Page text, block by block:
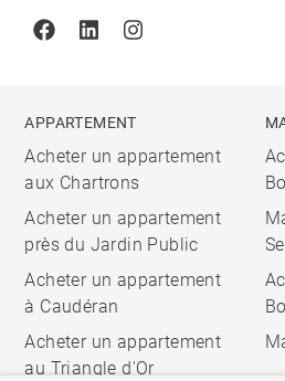
FacebookLinkedinInstagram
APPARTEMENT
Acheter un appartement
aux Chartrons
Acheter un appartement
près du Jardin Public
Acheter un appartement
à Caudéran
Acheter un appartement
au Triangle d'Or